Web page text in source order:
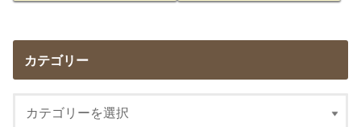
カテゴリー